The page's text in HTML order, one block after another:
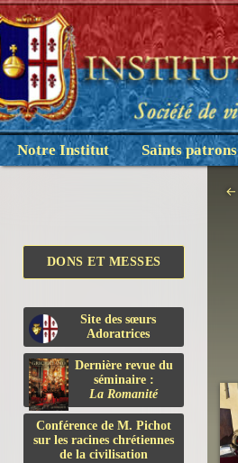
Notre Institut Saints patrons
DONS ET MESSES
Site des sœurs
Adoratrices
Dernière revue du
séminaire :
La Romanité
Conférence de M. Pichot
sur les racines chrétiennes
de la civilisation
←